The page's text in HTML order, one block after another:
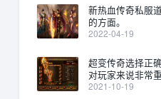
新热血传奇私服
的方面。
2022-04-19
超变传奇选择正
对玩家来说非常
2021-10-19